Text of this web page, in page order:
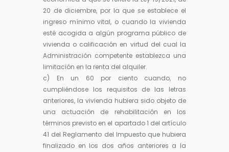
20 de diciembre, por la que se establece el
ingreso mínimo vital, o cuando la vivienda
esté acogida a algún programa público de
vivienda o calificación en virtud del cual la
Administración competente establezca una
limitación en la renta del alquiler.
c) En un 60 por ciento cuando, no
cumpliéndose los requisitos de las letras
anteriores, la vivienda hubiera sido objeto de
una actuación de rehabilitación en los
términos previsto en el apartado 1 del artículo
41 del Reglamento del Impuesto que hubiera
finalizado en los dos años anteriores a la